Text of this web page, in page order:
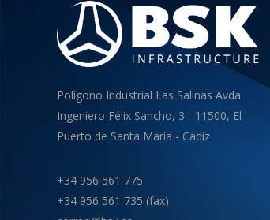
Polígono Industrial Las Salinas Avda.
Ingeniero Félix Sancho, 3 - 11500, El
Puerto de Santa María - Cádiz
+34 956 561 775
+34 956 561 735 (fax)